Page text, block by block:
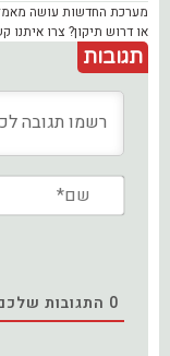
מערכת החדשות עושה מאמץ
או דרוש תיקון? צרו איתנו
תגובות
0 התגובות